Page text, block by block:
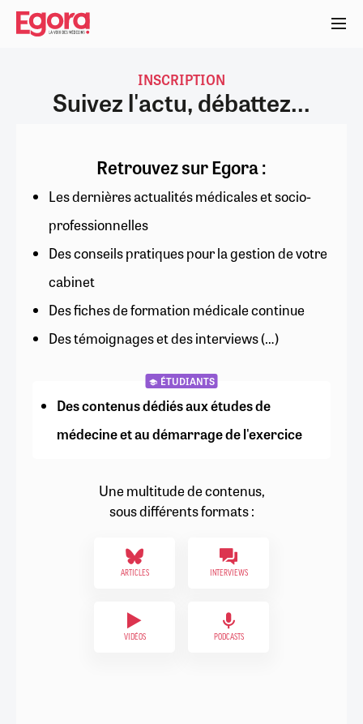
Aller
contenu
INSCRIPTION
Suivez l'actu, débattez...
Retrouvez sur Egora :
Les dernières actualités médicales et socio-
professionnelles
Des conseils pratiques pour la gestion de votre
cabinet
Des fiches de formation médicale continue
Des témoignages et des interviews (…)
ÉTUDIANTS
Des contenus dédiés aux études de
médecine et au démarrage de l'exercice
Une multitude de contenus,
sous différents formats :
ARTICLES INTERVIEWS
VIDÉOS PODCASTS